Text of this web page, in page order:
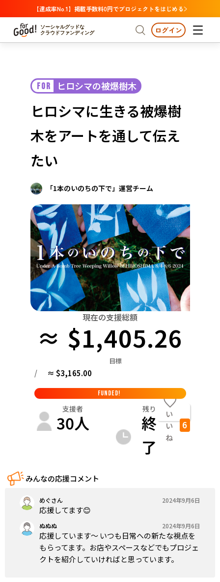
【達成率No.1】掲載手数料0円でプロジェクトをはじめる
ソーシャルグッドな
クラウドファンディング
プロジェクトからさがす 注目
カテゴリーからさがす 国際協力
医療・福祉
人権・マイノリティ
中部
近畿
中国
四国
九州・沖縄
注目 新着
支援金額が多い
支援人数が多い
終了日が近い
カテゴリーからさがす
国際協力 医療・福祉
子ども・教育
環境・エシカル
地域からさがす
北海道・東北
北海道 青森 岩手 宮城 秋田 山形
栃木 群馬 埼玉 千葉 東京
新潟 富山 石川 福井 山梨 長野
滋賀 京都 大阪 兵庫 奈良
岡山 広島 山口
愛媛 高知
佐賀 長崎
ログイン
FOR ヒロシマの被爆樹木
ヒロシマに生きる被爆樹
木をアートを通して伝え
たい
「1本のいのちの下で」運営チーム
現在の支援総額
≈ $1,405.26
目標
/ ≈ $3,165.00
FUNDED!
支援者
30人
残り
終
了
い
い
ね
6
みんなの応援コメント
めぐさん 2024年9月6日
応援してます😊
ぬぬぬ 2024年9月6日
応援しています〜 いつも日常への新たな視点を
もらってます。お店やスペースなどでもプロジェ
クトを紹介していければと思っています。